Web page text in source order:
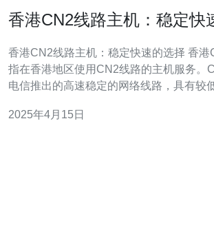
香港CN2线路主机：稳定快
香港CN2线路主机：稳定快速的选择 香港CN2线路主机是
指在香港地区使用CN2线路的主机服务。
电信推出的高速稳定的网络线路，具有较
网络基础设施，为用户提供快速稳定的网络连接
2025年4月15日